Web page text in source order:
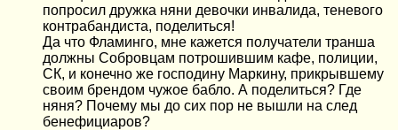
попросил дружка няни девочки инвалида, теневого
контрабандиста, поделиться!
Да что Фламинго, мне кажется получатели транша
должны Собровцам потрошившим кафе, полиции,
СК, и конечно же господину Маркину, прикрывшему
своим брендом чужое бабло. А поделиться? Где
няня? Почему мы до сих пор не вышли на след
бенефициаров?